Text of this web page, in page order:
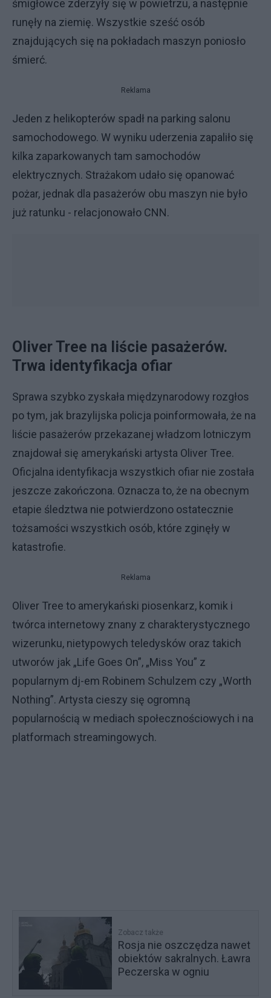
śmigłowce zderzyły się w powietrzu, a następnie
runęły na ziemię. Wszystkie sześć osób
znajdujących się na pokładach maszyn poniosło
śmierć.
Reklama
Jeden z helikopterów spadł na parking salonu
samochodowego. W wyniku uderzenia zapaliło się
kilka zaparkowanych tam samochodów
elektrycznych. Strażakom udało się opanować
pożar, jednak dla pasażerów obu maszyn nie było
już ratunku - relacjonowało CNN.
Oliver Tree na liście pasażerów.
Trwa identyfikacja ofiar
Sprawa szybko zyskała międzynarodowy rozgłos
po tym, jak brazylijska policja poinformowała, że na
liście pasażerów przekazanej władzom lotniczym
znajdował się amerykański artysta Oliver Tree.
Oficjalna identyfikacja wszystkich ofiar nie została
jeszcze zakończona. Oznacza to, że na obecnym
etapie śledztwa nie potwierdzono ostatecznie
tożsamości wszystkich osób, które zginęły w
katastrofie.
Reklama
Oliver Tree to amerykański piosenkarz, komik i
twórca internetowy znany z charakterystycznego
wizerunku, nietypowych teledysków oraz takich
utworów jak „Life Goes On”, „Miss You” z
popularnym dj-em Robinem Schulzem czy „Worth
Nothing”. Artysta cieszy się ogromną
popularnością w mediach społecznościowych i na
platformach streamingowych.
Zobacz także
Rosja nie oszczędza nawet
obiektów sakralnych. Ławra
Peczerska w ogniu